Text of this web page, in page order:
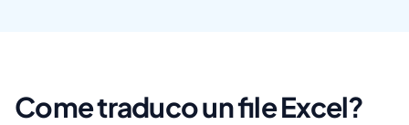
Come traduco un file Excel?